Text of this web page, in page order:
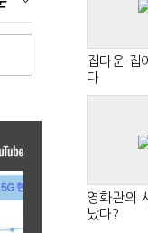
집다운 집
다
영화관의
났다?